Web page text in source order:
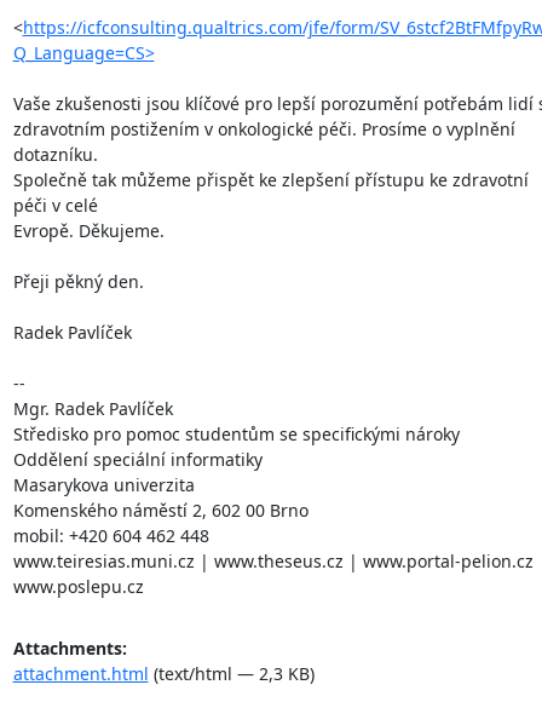
<https://icfconsulting.qualtrics.com/jfe/form/
Q_Language=CS>
Vaše zkušenosti jsou klíčové pro lepší porozumění potřebám lidí
zdravotním postižením v onkologické péči. Prosíme o vyplnění
dotazníku.
Společně tak můžeme přispět ke zlepšení přístupu ke zdravotní
péči v celé
Evropě. Děkujeme.
Přeji pěkný den.
Radek Pavlíček
--
Mgr. Radek Pavlíček
Středisko pro pomoc studentům se specifickými nároky
Oddělení speciální informatiky
Masarykova univerzita
Komenského náměstí 2, 602 00 Brno
mobil: +420 604 462 448
www.teiresias.muni.cz | www.theseus.cz | www.portal-pelion.cz
www.poslepu.cz
Attachments:
attachment.html (text/html — 2,3 KB)